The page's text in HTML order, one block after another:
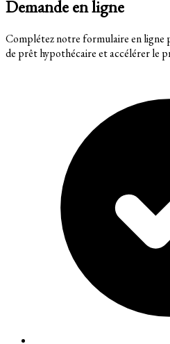
Demande en ligne
Complétez notre formulaire en ligne
de prêt hypothécaire et accélérer le